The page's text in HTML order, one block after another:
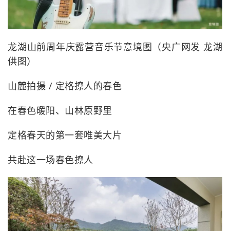
龙湖山前周年庆露营音乐节意境图（央广网发 龙湖
供图）
山麓拍摄 / 定格撩人的春色
在春色暖阳、山林原野里
定格春天的第一套唯美大片
共赴这一场春色撩人